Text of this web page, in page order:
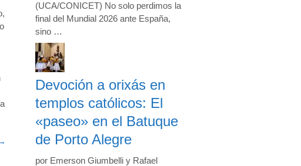
(UCA/CONICET) No solo perdimos la
final del Mundial 2026 ante España,
sino …
Devoción a orixás en
templos católicos: El
«paseo» en el Batuque
de Porto Alegre
por Emerson Giumbelli y Rafael